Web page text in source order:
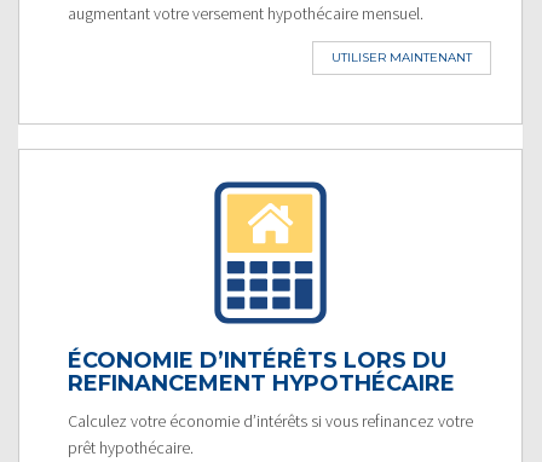
augmentant votre versement hypothécaire mensuel.
UTILISER MAINTENANT
ÉCONOMIE D’INTÉRÊTS LORS DU
REFINANCEMENT HYPOTHÉCAIRE
Calculez votre économie d’intérêts si vous refinancez votre
prêt hypothécaire.